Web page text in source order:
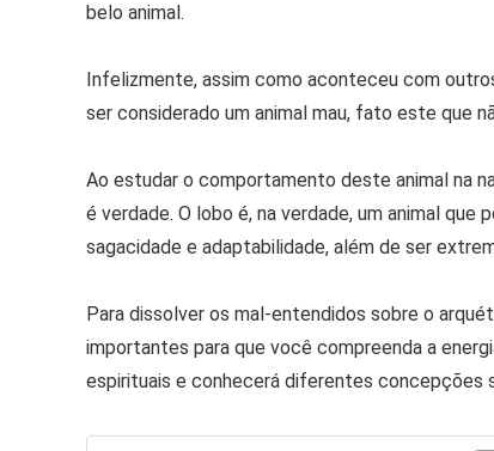
belo animal.
Infelizmente, assim como aconteceu com
ser considerado um animal mau, fato este que
Ao estudar o comportamento deste animal na
é verdade. O lobo é, na verdade, um animal
sagacidade e adaptabilidade, além de ser
Para dissolver os mal-entendidos sobre o
importantes para que você compreenda a
espirituais e conhecerá diferentes concepções